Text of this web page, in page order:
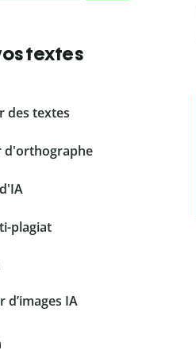
textes
des textes
d'orthographe
plagiat
d’images IA